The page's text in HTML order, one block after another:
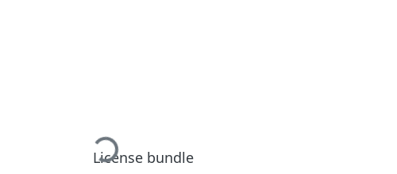
Hämtar...
License bundle